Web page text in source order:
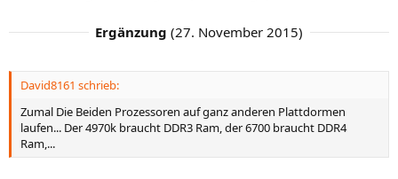
Ergänzung (27. November 2015)
David8161 schrieb:
Zumal Die Beiden Prozessoren auf ganz anderen Plattdormen
laufen... Der 4970k braucht DDR3 Ram, der 6700 braucht DDR4
Ram,...